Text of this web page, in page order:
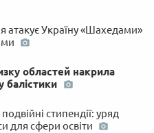
атакує Україну «Шахедами»
областей накрила
балістики
стипендії: уряд
для сфери освіти